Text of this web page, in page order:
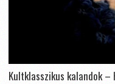
Kultklasszikus kalandok –